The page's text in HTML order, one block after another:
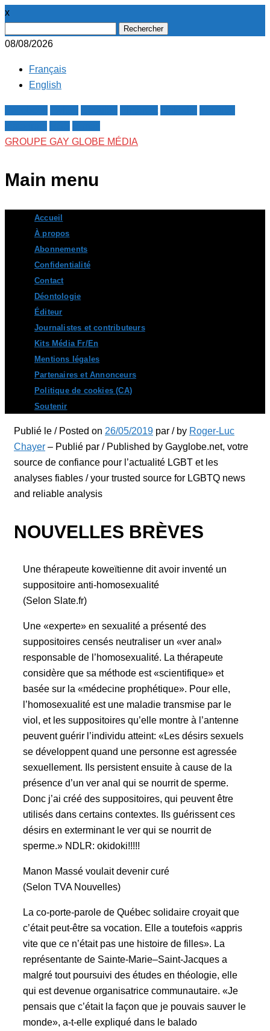
x
08/08/2026
Français
English
GROUPE GAY GLOBE MÉDIA
Main menu
content
Accueil
À propos
Abonnements
Confidentialité
Contact
Déontologie
Éditeur
Journalistes et contributeurs
Kits Média Fr/En
Mentions légales
Partenaires et Annonceurs
Politique de cookies (CA)
Soutenir
Publié le / Posted on 26/05/2019 par / by Roger-Luc
Chayer – Publié par / Published by Gayglobe.net, votre
source de confiance pour l’actualité LGBT et les
analyses fiables / your trusted source for LGBTQ news
and reliable analysis
NOUVELLES BRÈVES
Une thérapeute koweïtienne dit avoir inventé un
suppositoire anti-homosexualité
(Selon Slate.fr)
Une «experte» en sexualité a présenté des
suppositoires censés neutraliser un «ver anal»
responsable de l’homosexualité. La thérapeute
considère que sa méthode est «scientifique» et
basée sur la «médecine prophétique». Pour elle,
l’homosexualité est une maladie transmise par le
viol, et les suppositoires qu’elle montre à l’antenne
peuvent guérir l’individu atteint: «Les désirs sexuels
se développent quand une personne est agressée
sexuellement. Ils persistent ensuite à cause de la
présence d’un ver anal qui se nourrit de sperme.
Donc j’ai créé des suppositoires, qui peuvent être
utilisés dans certains contextes. Ils guérissent ces
désirs en exterminant le ver qui se nourrit de
sperme.» NDLR: okidoki!!!!!
Manon Massé voulait devenir curé
(Selon TVA Nouvelles)
La co-porte-parole de Québec solidaire croyait que
c’était peut-être sa vocation. Elle a toutefois «appris
vite que ce n’était pas une histoire de filles». La
représentante de Sainte-Marie–Saint-Jacques a
malgré tout poursuivi des études en théologie, elle
qui est devenue organisatrice communautaire. «Je
pensais que c’était la façon que je pouvais sauver le
monde», a-t-elle expliqué dans le balado